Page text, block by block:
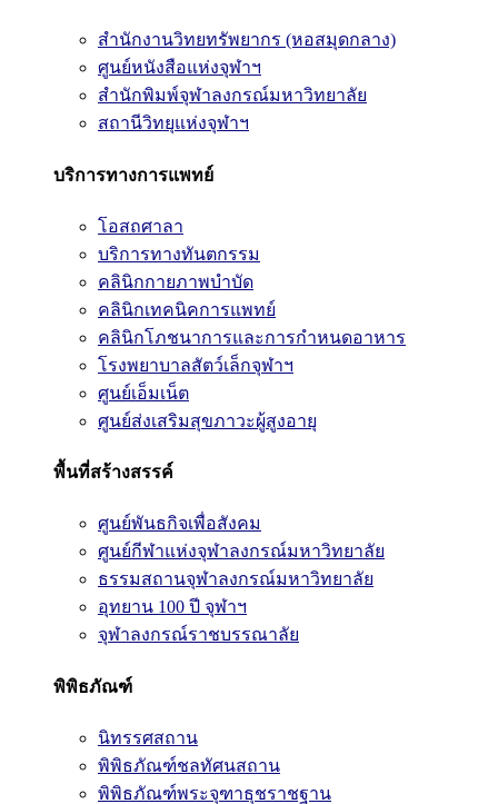
สำนักงานวิทยทรัพยากร (หอสมุดกลาง)
ศูนย์หนังสือแห่งจุฬาฯ
สำนักพิมพ์จุฬาลงกรณ์มหาวิทยาลัย
สถานีวิทยุแห่งจุฬาฯ
บริการทางการแพทย์
โอสถศาลา
บริการทางทันตกรรม
คลินิกกายภาพบำบัด
คลินิกเทคนิคการแพทย์
คลินิกโภชนาการและการกำหนดอาหาร
โรงพยาบาลสัตว์เล็กจุฬาฯ
ศูนย์เอ็มเน็ต
ศูนย์ส่งเสริมสุขภาวะผู้สูงอายุ
พื้นที่สร้างสรรค์
ศูนย์พันธกิจเพื่อสังคม
ศูนย์กีฬาแห่งจุฬาลงกรณ์มหาวิทยาลัย
ธรรมสถานจุฬาลงกรณ์มหาวิทยาลัย
อุทยาน 100 ปี จุฬาฯ
จุฬาลงกรณ์ราชบรรณาลัย
พิพิธภัณฑ์
นิทรรศสถาน
พิพิธภัณฑ์ชลทัศนสถาน
พิพิธภัณฑ์พระจุฑาธุชราชฐาน